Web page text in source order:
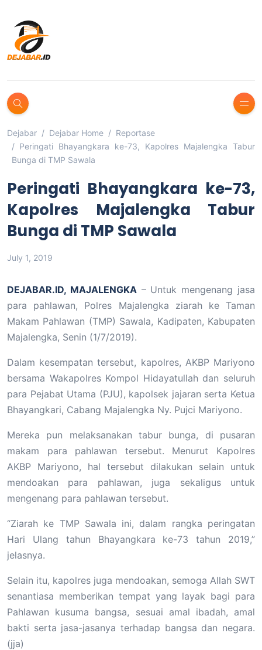
Dejabar Dejabar Home
Reportase
Peringati Bhayangkara ke-73, Kapolres Majalengka Tabur
Bunga di TMP Sawala
Peringati Bhayangkara ke-73,
Kapolres Majalengka Tabur
Bunga di TMP Sawala
July 1, 2019
DEJABAR.ID, MAJALENGKA– Untuk mengenang jasa
para pahlawan, Polres Majalengka ziarah ke Taman
Makam Pahlawan (TMP) Sawala, Kadipaten, Kabupaten
Majalengka, Senin (1/7/2019).
Dalam kesempatan tersebut, kapolres, AKBP Mariyono
bersama Wakapolres Kompol Hidayatullah dan seluruh
para Pejabat Utama (PJU), kapolsek jajaran serta Ketua
Bhayangkari, Cabang Majalengka Ny. Pujci Mariyono.
Mereka pun melaksanakan tabur bunga, di pusaran
makam para pahlawan tersebut. Menurut Kapolres
AKBP Mariyono, hal tersebut dilakukan selain untuk
mendoakan para pahlawan, juga sekaligus untuk
mengenang para pahlawan tersebut.
“Ziarah ke TMP Sawala ini, dalam rangka peringatan
Hari Ulang tahun Bhayangkara ke-73 tahun 2019,”
jelasnya.
Selain itu, kapolres juga mendoakan, semoga Allah SWT
senantiasa memberikan tempat yang layak bagi para
Pahlawan kusuma bangsa, sesuai amal ibadah, amal
bakti serta jasa-jasanya terhadap bangsa dan negara.
(jja)